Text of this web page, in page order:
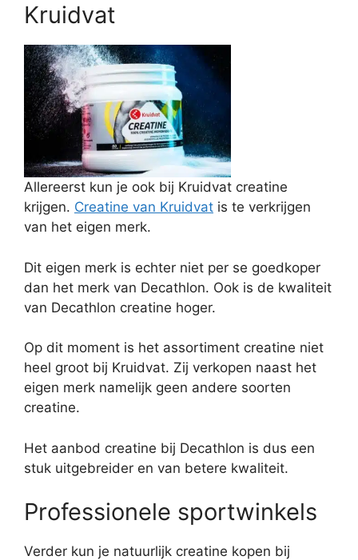
Kruidvat
Allereerst kun je ook bij Kruidvat creatine
krijgen. Creatine van Kruidvat is te verkrijgen
van het eigen merk.
Dit eigen merk is echter niet per se goedkoper
dan het merk van Decathlon. Ook is de kwaliteit
van Decathlon creatine hoger.
Op dit moment is het assortiment creatine niet
heel groot bij Kruidvat. Zij verkopen naast het
eigen merk namelijk geen andere soorten
creatine.
Het aanbod creatine bij Decathlon is dus een
stuk uitgebreider en van betere kwaliteit.
Professionele sportwinkels
Verder kun je natuurlijk creatine kopen bij